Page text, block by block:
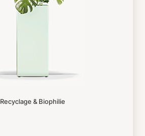
Recyclage & Biophilie